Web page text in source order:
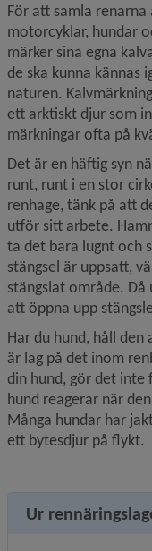
För att samla
motorcyklar, hundar
märker sina egna
de ska kunna kännas
naturen.
ett arktiskt djur som
märkningar ofta på
Det är en häftig syn
runt, runt i en stor
renhage, tänk på att
utför sitt arbete.
ta det bara lugnt och
stängsel är uppsatt,
stängslat område.
att öppna upp
Har du hund, håll
är lag på det inom
din hund, gör det
hund reagerar när
Många hundar har
ett bytesdjur på flykt.
Ur